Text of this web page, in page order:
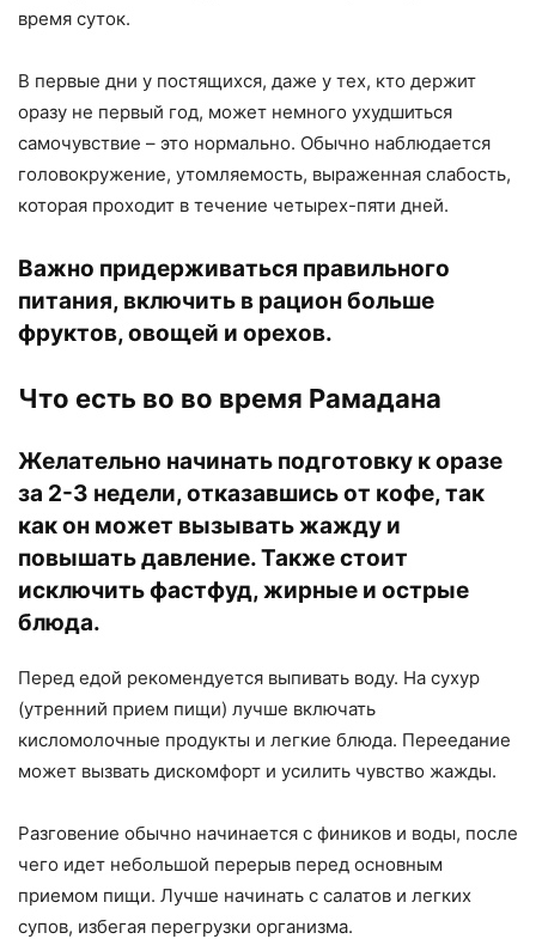
время суток.
В первые дни у постящихся, даже у тех, кто держит
оразу не первый год, может немного ухудшиться
самочувствие – это нормально. Обычно наблюдается
головокружение, утомляемость, выраженная слабость,
которая проходит в течение четырех-пяти дней.
Важно придерживаться правильного
питания, включить в рацион больше
фруктов, овощей и орехов.
Что есть во во время Рамадана
Желательно начинать подготовку к оразе
за 2-3 недели, отказавшись от кофе, так
как он может вызывать жажду и
повышать давление. Также стоит
исключить фастфуд, жирные и острые
блюда.
Перед едой рекомендуется выпивать воду. На сухур
(утренний прием пищи) лучше включать
кисломолочные продукты и легкие блюда. Переедание
может вызвать дискомфорт и усилить чувство жажды.
Разговение обычно начинается с фиников и воды, после
чего идет небольшой перерыв перед основным
приемом пищи. Лучше начинать с салатов и легких
супов, избегая перегрузки организма.